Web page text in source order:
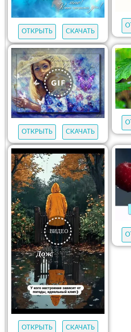
ОТКРЫТЬ СКАЧАТЬ
ОТКРЫТЬ СКАЧАТЬ
ОТКРЫТЬ СКАЧАТЬ